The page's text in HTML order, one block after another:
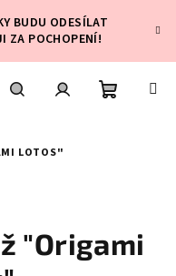
BUDU ODESÍLAT
ZA POCHOPENÍ!
LOTOS"
"Origami